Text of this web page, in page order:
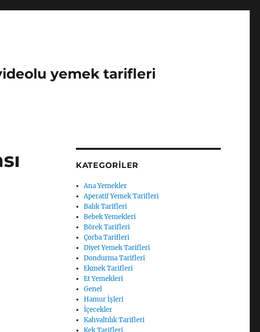
yemek tarifleri
KATEGORILER
Ana Yemekler
Aperatif Yemek Tarifleri
Balık Tarifleri
Bebek Yemekleri
Börek Tarifleri
Çorba Tarifleri
Diyet Yemek Tarifleri
Dondurma Tarifleri
Ekmek Tarifleri
Et Yemekleri
Genel
Hamur İşleri
İçecekler
Kahvaltılık Tarifleri
Kek Tarifleri